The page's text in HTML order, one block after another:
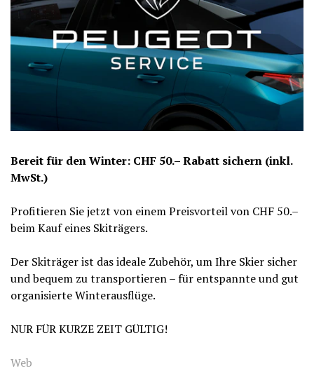
Bereit für den Winter: CHF 50.– Rabatt sichern (inkl.
MwSt.)
Profitieren Sie jetzt von einem Preisvorteil von CHF 50.–
beim Kauf eines Skiträgers.
Der Skiträger ist das ideale Zubehör, um Ihre Skier sicher
und bequem zu transportieren – für entspannte und gut
organisierte Winterausflüge.
NUR FÜR KURZE ZEIT GÜLTIG!
Web